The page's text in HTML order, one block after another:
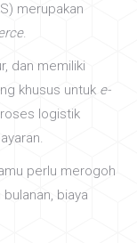
merupakan
.
dan memiliki
khusus untuk e-
logistik
perlu merogoh
biaya